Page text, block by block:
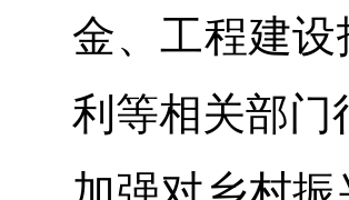
金、工程建
利等相关部门